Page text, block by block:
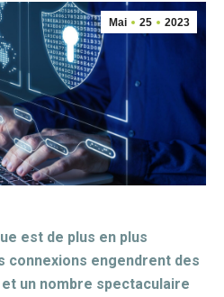
Mai 25 2023
est de plus en plus
connexions engendrent des
un nombre spectaculaire